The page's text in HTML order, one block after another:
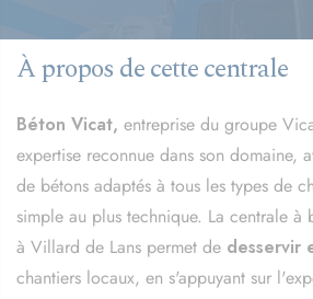
À propos de cette centrale
Béton Vicat, entreprise du groupe
expertise reconnue dans son domaine,
de bétons adaptés à tous les types de
simple au plus technique. La centrale
à Villard de Lans permet de desservir
chantiers locaux, en s'appuyant sur